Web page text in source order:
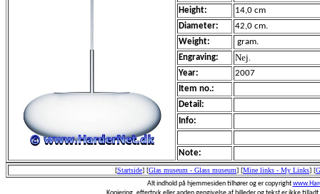
Height:
14,0 cm
Diameter:
42,0 cm.
Weight:
gram.
Engraving:
Nej.
Year:
2007
Item no.:
Detail:
Info:
Note:
[Startside] [Glas museum - Glass museum] [Mine links - My Links] [
Alt indhold på hjemmesiden tilhører og er copyright